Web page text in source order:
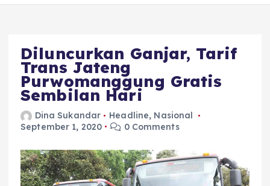
Diluncurkan Ganjar, Tarif
Trans Jateng
Purwomanggung Gratis
Sembilan Hari
Dina Sukandar Headline, Nasional
September 1, 2020
0 Comments